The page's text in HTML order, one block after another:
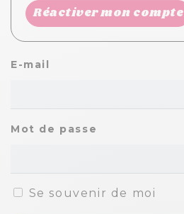
Réactiver mon compte
E-mail
Mot de passe
Se souvenir de moi